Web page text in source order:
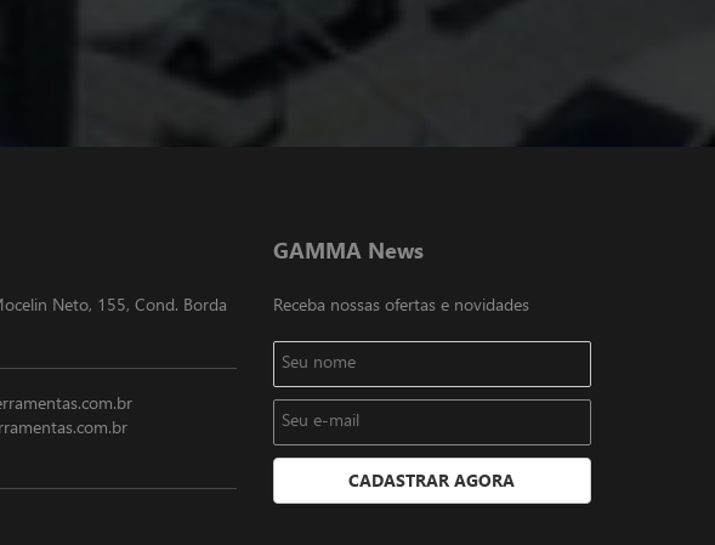
Neto, 155, Cond. Borda
GAMMA News
Receba nossas ofertas e novidades